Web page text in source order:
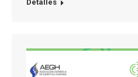
Detalles